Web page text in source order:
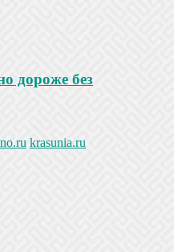
дороже без
krasunia.ru